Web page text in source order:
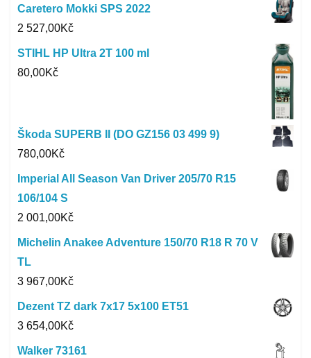
Caretero Mokki SPS 2022
2 527,00Kč
STIHL HP Ultra 2T 100 ml
80,00Kč
Škoda SUPERB II (DO GZ156 03 499 9)
780,00Kč
Imperial All Season Van Driver 205/70 R15
106/104 S
2 001,00Kč
Michelin Anakee Adventure 150/70 R18 R 70 V
TL
3 967,00Kč
Dezent TZ dark 7x17 5x100 ET51
3 654,00Kč
Walker 73161